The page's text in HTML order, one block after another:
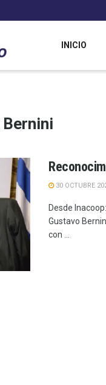
INICIO
30 OCTUBRE
Desde
Gustavo
con ...